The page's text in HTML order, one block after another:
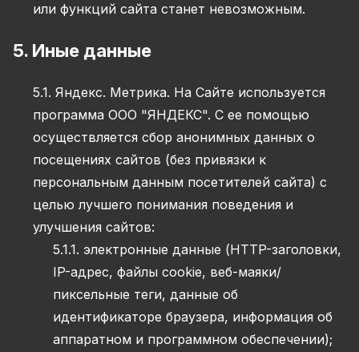
или функций сайта станет невозможным.
5. Иные данные
5.1. Яндекс. Метрика. На Сайте используется
программа ООО "ЯНДЕКС". С ее помощью
осуществляется сбор анонимных данных о
посещениях сайтов (без привязки к
персональным данным посетителей сайта) с
целью лучшего понимания поведения и
улучшения сайтов:
5.1.1. электронные данные (HTTP-заголовки,
IP-адрес, файлы cookie, веб-маяки/
пиксельные теги, данные об
идентификаторе браузера, информация об
аппаратном и программном обеспечении);